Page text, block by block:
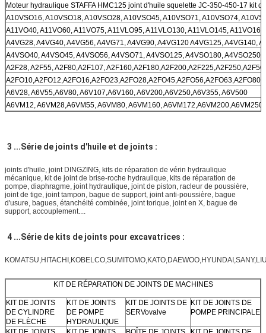
Moteur hydraulique STAFFA HMC125 joint d'huile squelette JC-350-450-17 kit
A10VSO16, A10VSO18, A10VSO28, A10VSO45, A10VSO71, A10VSO74,
A11VO40, A11VO60, A11VO75, A11VLO95, A11VLO130, A11VLO145,
A4VG28, A4VG40, A4VG56, A4VG71, A4VG90, A4VG120 A4VG125, A4VG140,
A4VSO40, A4VSO45, A4VSO56, A4VSO71, A4VSO125, A4VSO180, A4VSO250,
A2F28, A2F55, A2F80,A2F107,
A6V28, A6V55,A6V80, A6V107,A6V160, A6V200,A6V250,A6V355, A6V500
A6VM12, A6VM28,A6VM55, A6VM80, A6VM160,
3 ...Série de joints d'huile et de joints :
joints d'huile, joint DINGZING, kits de réparation de vérin hydraulique
mécanique, kit de joint de brise-roche hydraulique, kits de réparation de
pompe, diaphragme, joint hydraulique, joint de piston, racleur de poussière,
joint de tige, joint tampon, bague de support, joint anti-poussière, bague
d'usure, bagues, étanchéité combinée, joint torique, joint en X, bague de
support, accouplement....
4 ...Série de kits de joints pour excavatrices :
KIT DE RÉPARATION DE JOINTS DE MACHINES
KIT DE JOINTS
DE CYLINDRE
DE FLÈCHE
KIT DE JOINTS
DE POMPE
HYDRAULIQUE
KIT DE JOINTS DE
SERVovalve
KIT DE JOINTS DE
POMPE PRINCIPALE